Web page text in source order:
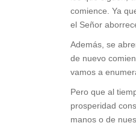
comience. Ya
el Señor
Además, se
de nuevo
vamos a
Pero que al
prosperidad
manos o de